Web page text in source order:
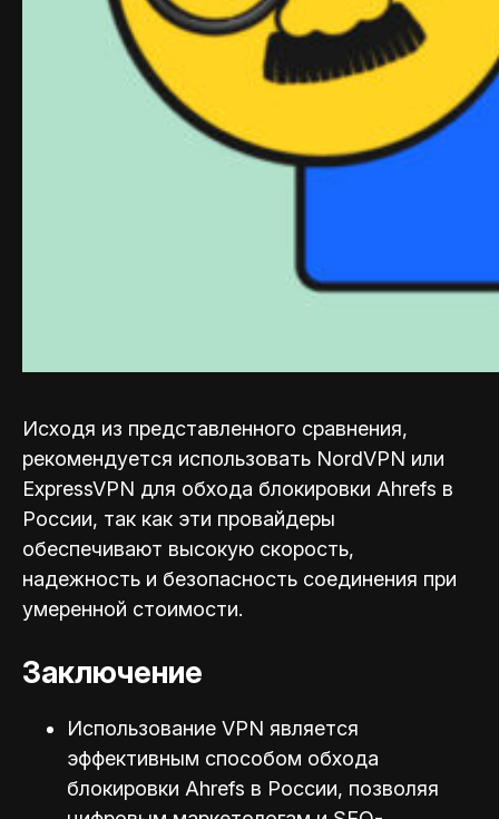
Исходя из представленного сравнения,
рекомендуется использовать NordVPN или
ExpressVPN для обхода блокировки Ahrefs в
России, так как эти провайдеры
обеспечивают высокую скорость,
надежность и безопасность соединения при
умеренной стоимости.
Заключение
Использование VPN является
эффективным способом обхода
блокировки Ahrefs в России, позволяя